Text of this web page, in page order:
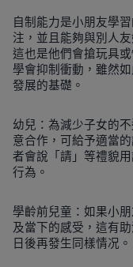
自制能力是小朋友學
注，並且能夠與別人
這也是他們會搶玩具
學會抑制衝動，雖然
發展的基礎。
幼兒：為減少子女的
意合作，可給予適當
者會說「請」等禮貌
行為。
學齡前兒童：如果小
及當下的感受，這有
日後再發生同樣情况。